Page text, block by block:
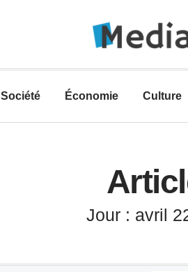
Société Économie Culture
Jour : avril